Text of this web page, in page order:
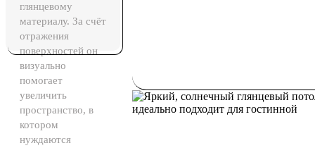
глянцевому
материалу. За счёт
отражения
поверхностей он
визуально
помогает
увеличить
пространство, в
котором
нуждаются